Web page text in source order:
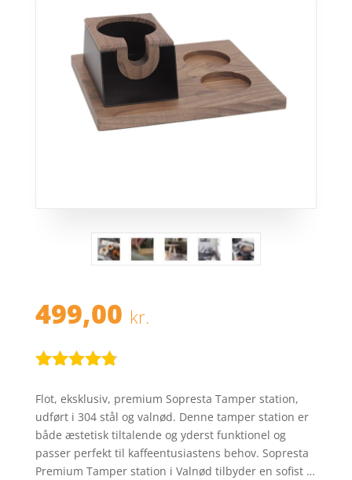
499,00 kr.
som4.7
ud af 5
baseret på
kundebedø
mmelser
Flot, eksklusiv, premium Sopresta Tamper station,
udført i 304 stål og valnød. Denne tamper station er
både æstetisk tiltalende og yderst funktionel og
passer perfekt til kaffeentusiastens behov. Sopresta
Premium Tamper station i Valnød tilbyder en sofist …